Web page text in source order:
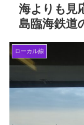
海よりも見
島臨海鉄道
ローカル線